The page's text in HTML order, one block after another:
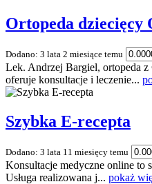
Ortopeda
Dodano: 3 lata 2 miesiące temu
Lek. Andrzej Bargiel, ortopeda
oferuje konsultacje i leczenie...
Szybka E-recepta
Dodano: 3 lata 11 miesięcy temu
Konsultacje medyczne online to
Usługa realizowana j... pokaż